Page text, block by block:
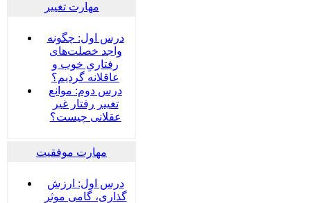
مهارت تغییر
درس اول: چگونه
واجد خصلت‌های
رفتاریِ خوب و
عاقلانه گردیم؟
درس دوم: موانع
تغییر رفتار غیر
عقلانی چیست؟
مهارت موفقیت
درس اول: ارزش
گذاری، گامی موثر